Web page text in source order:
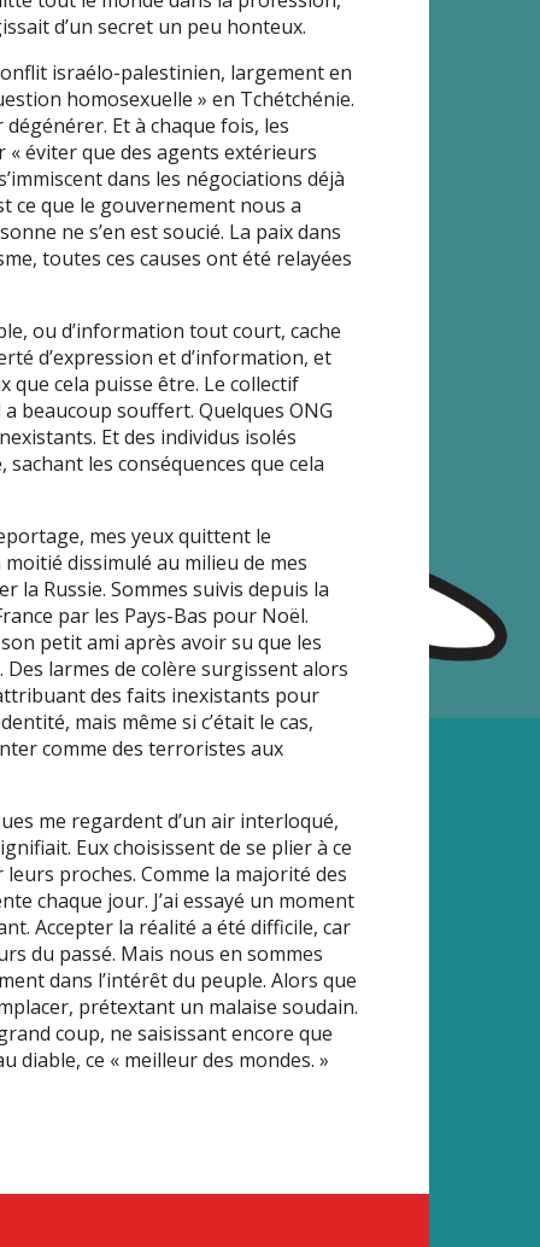
d’un secret un peu honteux.
israélo-palestinien, largement en
homosexuelle » en Tchétchénie.
Et à chaque fois, les
éviter que des agents extérieurs
dans les négociations déjà
ce que le gouvernement nous a
ne s’en est soucié. La paix dans
toutes ces causes ont été relayées
ou d’information tout court, cache
d’expression et d’information, et
cela puisse être. Le collectif
beaucoup souffert. Quelques ONG
Et des individus isolés
les conséquences que cela
mes yeux quittent le
dissimulé au milieu de mes
la Russie. Sommes suivis depuis la
par les Pays-Bas pour Noël.
petit ami après avoir su que les
larmes de colère surgissent alors
des faits inexistants pour
mais même si c’était le cas,
comme des terroristes aux
me regardent d’un air interloqué,
Eux choisissent de se plier à ce
proches. Comme la majorité des
chaque jour. J’ai essayé un moment
Accepter la réalité a été difficile, car
du passé. Mais nous en sommes
dans l’intérêt du peuple. Alors que
prétextant un malaise soudain.
coup, ne saisissant encore que
diable, ce « meilleur des mondes. »